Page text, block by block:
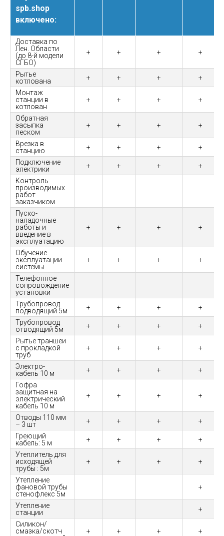
spb.shop
включено:
Доставка по
Лен. Области
(до 8-й модели
СГБО)
+ + + +
Рытье
котлована
+ + +
+
Монтаж
станции в
котлован
+ + + +
Обратная
засыпка
песком
+ + + +
Врезка в
станцию
+ + +
+
Подключение
электрики
+ + +
+
Контроль
производимых
работ
заказчиком
Пуско-
наладочные
работы и
введение в
эксплуатацию
+ + + +
Обучение
эксплуатации
системы
+ + + +
Телефонное
сопровождение
установки
Трубопровод
подводящий 5м
+ + +
+
Трубопровод
отводящий 5м
+ + +
+
Рытье траншеи
с прокладкой
труб
+ + + +
Электро-
кабель 10 м
+ + +
+
Гофра
защитная на
электрический
кабель 10 м
+ + + +
Отводы 110 мм
– 3 шт
+ + +
+
Греющий
кабель: 5 м
+ + +
+
Утеплитель для
исходящей
трубы : 5м
+ + + +
Утепление
фановой трубы
стенофлекс 5м
+
Утепление
станции
+
Силикон/
смазка/скотч
+ + + +